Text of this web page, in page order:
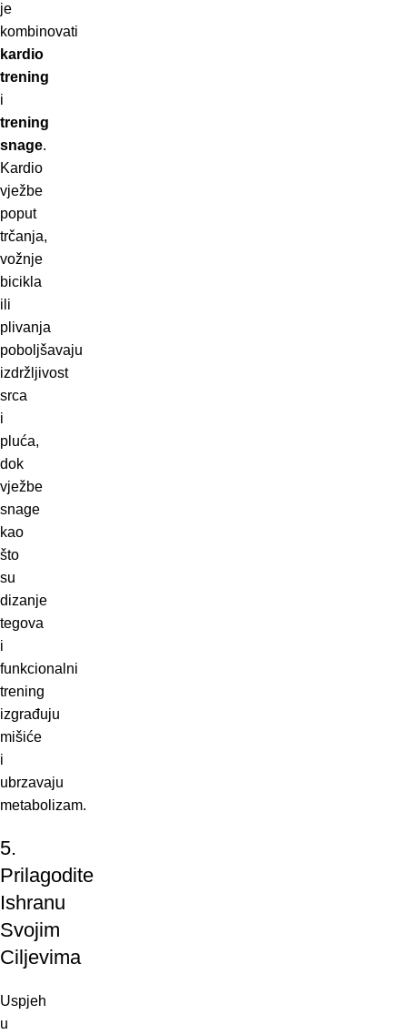
je
kombinovati
kardio
trening
i
trening
snage.
Kardio
vježbe
poput
trčanja,
vožnje
bicikla
ili
plivanja
poboljšavaju
izdržljivost
srca
i
pluća,
dok
vježbe
snage
kao
što
su
dizanje
tegova
i
funkcionalni
trening
izgrađuju
mišiće
i
ubrzavaju
metabolizam.
5.
Prilagodite
Ishranu
Svojim
Ciljevima
Uspjeh
u